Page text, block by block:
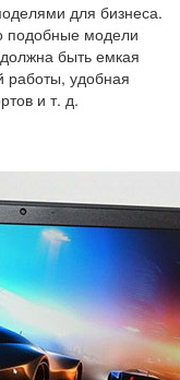
для бизнеса.
подобные модели
быть емкая
работы, удобная
и т. д.